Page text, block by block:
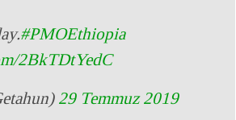
#PMOEthiopia
2BkTDtYedC
29 Temmuz 2019